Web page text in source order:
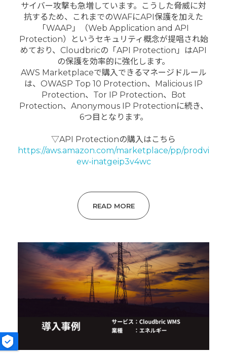
サイバー攻撃も急増しています。こうした脅威に対
抗するため、これまでのWAFにAPI保護を加えた
「WAAP」（Web Application and API
Protection）というセキュリティ概念が提唱され始
めており、Cloudbricの「API Protection」はAPI
の保護を効率的に強化します。
AWS Marketplaceで購入できるマネージドルール
は、OWASP Top 10 Protection、Malicious IP
Protection、Tor IP Protection、Bot
Protection、Anonymous IP Protectionに続き、
6つ目となります。
▽API Protectionの購入はこちら
https://aws.amazon.com/marketplace/pp/prodvi
ew-inatgeip3v4wc
READ MORE